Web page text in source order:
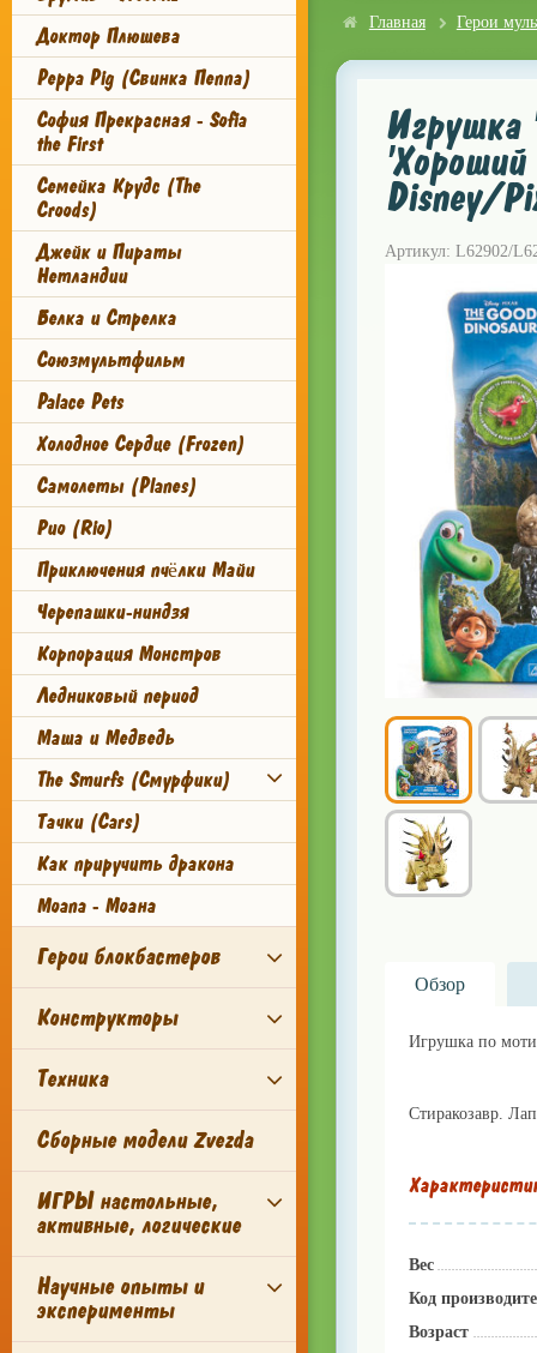
Доктор Плюшева
Peppa Pig (Свинка Пеппа)
София Прекрасная - Sofia
the First
Семейка Крудс (The
Croods)
Джейк и Пираты
Нетландии
Белка и Стрелка
Союзмультфильм
Palace Pets
Холодное Сердце (Frozen)
Самолеты (Planes)
Рио (Rio)
Приключения пчёлки Майи
Черепашки-ниндзя
Корпорация Монстров
Ледниковый период
Маша и Медведь
The Smurfs (Смурфики)
Тачки (Cars)
Как приручить дракона
Moana - Моана
Герои блокбастеров
Конструкторы
Техника
Сборные модели Zvezda
ИГРЫ настольные,
активные, логические
Научные опыты и
эксперименты
Главная Герои
Игрушка
'Хороший
Disney/
Артикул: L62902/
Обзор
Игрушка по
Стиракозавр.
Вес
Код
Возраст